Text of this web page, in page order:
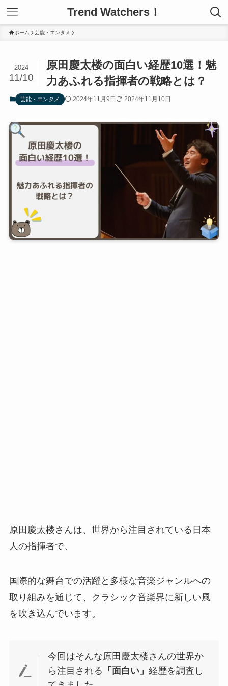
Trend Watchers！
ホーム 芸能・エンタメ
原田慶太楼の面白い経歴10選！魅
力あふれる指揮者の戦略とは？
2024
11/10
芸能・エンタメ 2024年11月9日 2024年11月10日
原田慶太楼さんは、世界から注目されている日本
人の指揮者で、
国際的な舞台での活躍と多様な音楽ジャンルへの
取り組みを通じて、クラシック音楽界に新しい風
を吹き込んでいます。
今回はそんな原田慶太楼さんの世界か
ら注目される 「面白い」経歴を調査し